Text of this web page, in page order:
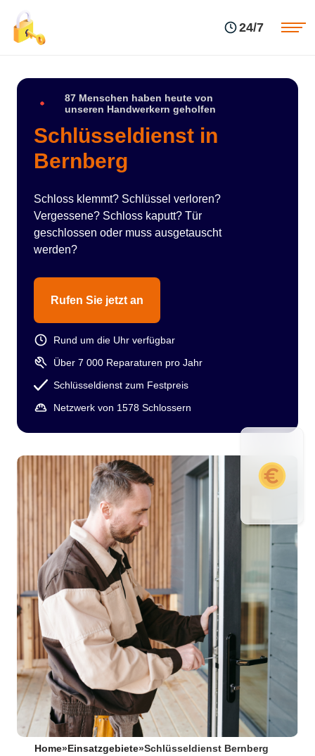
24/7
87 Menschen haben heute von
unseren Handwerkern geholfen
Schlüsseldienst in
Bernberg
Schloss klemmt? Schlüssel verloren?
Vergessene? Schloss kaputt? Tür
geschlossen oder muss ausgetauscht
werden?
Rufen Sie jetzt an
Rund um die Uhr verfügbar
Über 7 000 Reparaturen pro Jahr
Schlüsseldienst zum Festpreis
Netzwerk von 1578 Schlossern
Home» Einsatzgebiete»Schlüsseldienst Bernberg